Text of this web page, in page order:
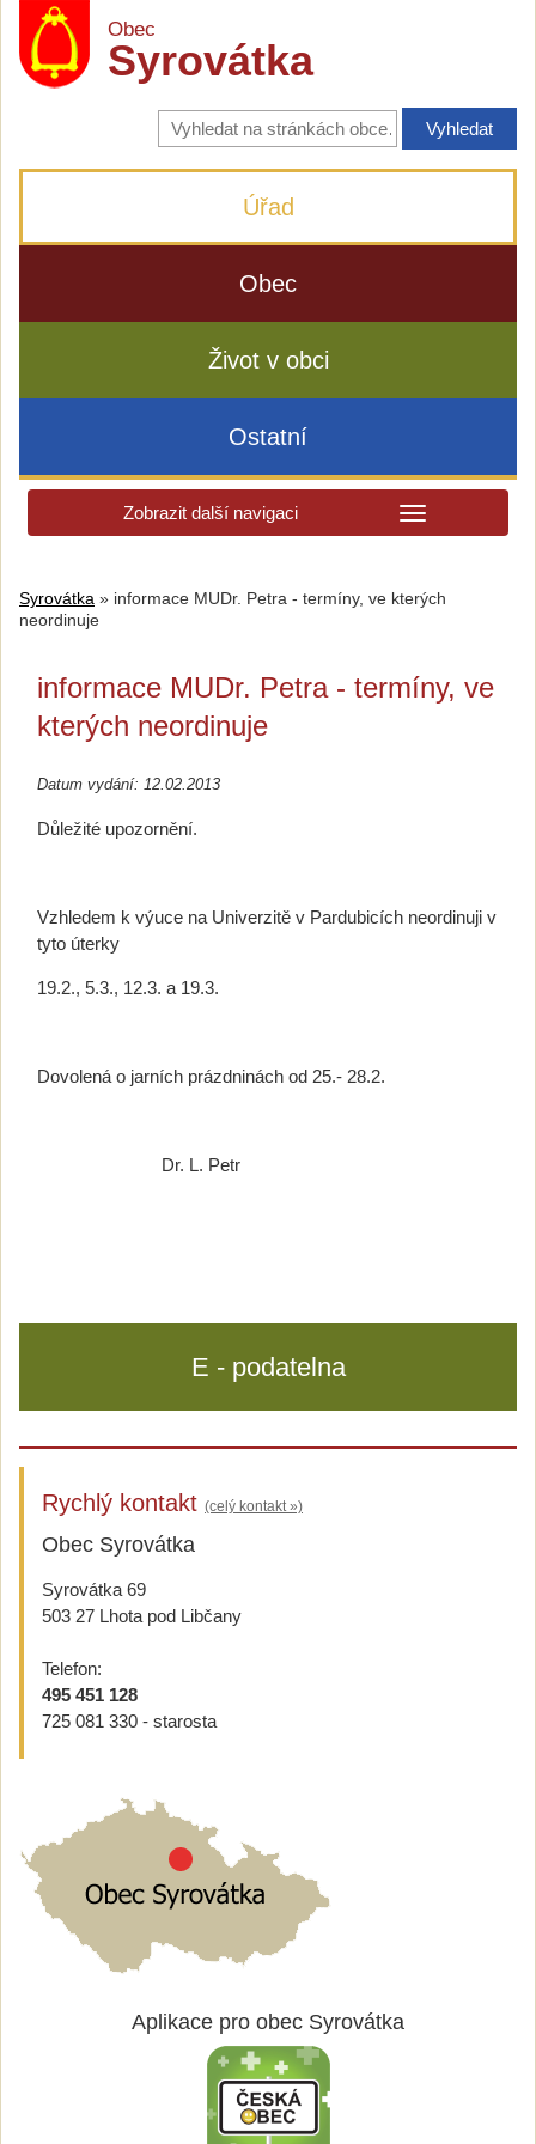
Obec
Syrovátka
Vyhledávání
na
stránkách
Úřad
Obec
Život v obci
Ostatní
Zobrazit další navigaci
Syrovátka » informace MUDr. Petra - termíny, ve kterých
neordinuje
informace MUDr. Petra - termíny, ve
kterých neordinuje
Datum vydání: 12.02.2013
Důležité upozornění.
Vzhledem k výuce na Univerzitě v Pardubicích neordinuji v
tyto úterky
19.2., 5.3., 12.3. a 19.3.
Dovolená o jarních prázdninách od 25.- 28.2.
Dr. L. Petr
E - podatelna
Rychlý kontakt (celý kontakt »)
Obec Syrovátka
Syrovátka 69
503 27 Lhota pod Libčany
Telefon:
495 451 128
725 081 330 - starosta
Aplikace pro obec Syrovátka